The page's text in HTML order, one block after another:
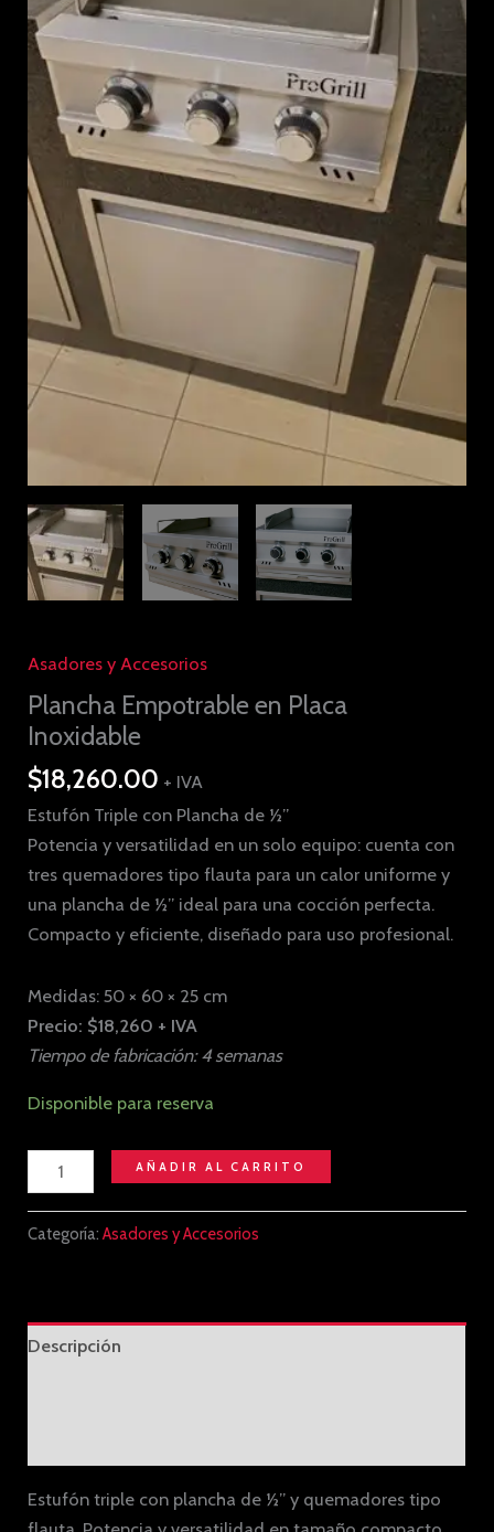
Asadores y Accesorios
Plancha Empotrable en Placa
Inoxidable
$18,260.00 + IVA
Estufón Triple con Plancha de ½”
Potencia y versatilidad en un solo equipo: cuenta con
tres quemadores tipo flauta para un calor uniforme y
una plancha de ½” ideal para una cocción perfecta.
Compacto y eficiente, diseñado para uso profesional.
Medidas: 50 × 60 × 25 cm
Precio: $18,260 + IVA
Tiempo de fabricación: 4 semanas
Disponible para reserva
AÑADIR AL CARRITO
Categoría:Asadores y Accesorios
Descripción
Estufón triple con plancha de ½” y quemadores tipo